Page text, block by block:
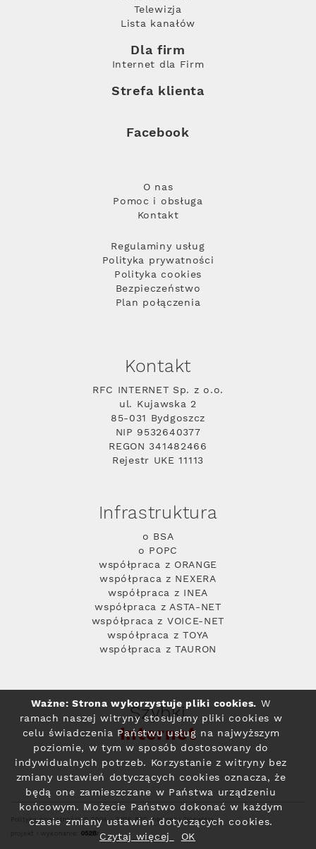
Telewizja
Lista kanałów
Dla firm
Internet dla Firm
Strefa klienta
Facebook
O nas
Pomoc i obsługa
Kontakt
Regulaminy usług
Polityka prywatności
Polityka cookies
Bezpieczeństwo
Plan połączenia
Kontakt
RFC INTERNET Sp. z o.o.
ul. Kujawska 2
85-031 Bydgoszcz
NIP 9532640377
REGON 341482466
Rejestr UKE 11113
Infrastruktura
o BSA
o POPC
współpraca z ORANGE
współpraca z NEXERA
współpraca z INEA
współpraca z ASTA-NET
współpraca z VOICE-NET
współpraca z TOYA
współpraca z TAURON
Szybki
Internet
Polityka prywatności© 2004 - 2026 RFC Internet i Telewizja
projekt i wykonanie:
Ważne: Strona wykorzystuje pliki cookies. W
ramach naszej witryny stosujemy pliki cookies w
celu świadczenia Państwu usług na najwyższym
poziomie, w tym w sposób dostosowany do
indywidualnych potrzeb. Korzystanie z witryny bez
zmiany ustawień dotyczących cookies oznacza, że
będą one zamieszczane w Państwa urządzeniu
końcowym. Możecie Państwo dokonać w każdym
czasie zmiany ustawień dotyczących cookies.
Czytaj więcej
OK